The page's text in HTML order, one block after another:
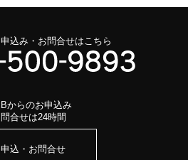
込み・お問合せはこちら
からのお申込み
合せは24時間
込・お問合せ